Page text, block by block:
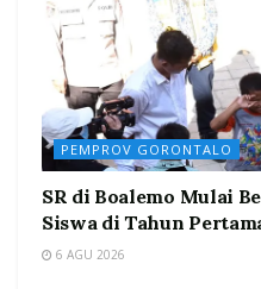
PEMPROV GORONTALO
SR di Boalemo Mulai
Siswa di Tahun
6 AGU 2026